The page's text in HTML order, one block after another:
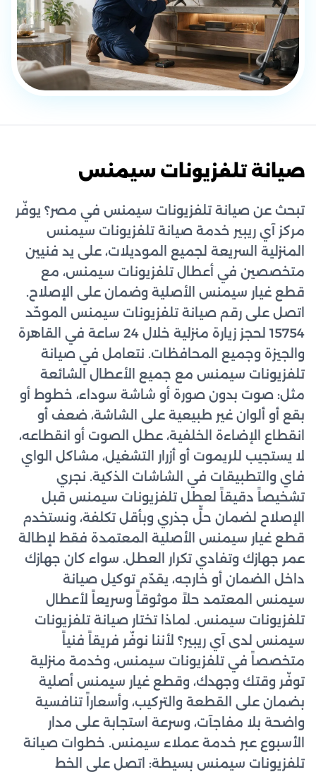
صيانة تلفزيونات سيمنس
تبحث عن صيانة تلفزيونات سيمنس في مصر؟ يوفّر
مركز آي ريبير خدمة صيانة تلفزيونات سيمنس
المنزلية السريعة لجميع الموديلات، على يد فنيين
متخصصين في أعطال تلفزيونات سيمنس، مع
قطع غيار سيمنس الأصلية وضمان على الإصلاح.
اتصل على رقم صيانة تلفزيونات سيمنس الموحّد
15754 لحجز زيارة منزلية خلال 24 ساعة في القاهرة
والجيزة وجميع المحافظات. نتعامل في صيانة
تلفزيونات سيمنس مع جميع الأعطال الشائعة
مثل: صوت بدون صورة أو شاشة سوداء، خطوط أو
بقع أو ألوان غير طبيعية على الشاشة، ضعف أو
انقطاع الإضاءة الخلفية، عطل الصوت أو انقطاعه،
لا يستجيب للريموت أو أزرار التشغيل، مشاكل الواي
فاي والتطبيقات في الشاشات الذكية. نجري
تشخيصاً دقيقاً لعطل تلفزيونات سيمنس قبل
الإصلاح لضمان حلٍّ جذري وبأقل تكلفة، ونستخدم
قطع غيار سيمنس الأصلية المعتمدة فقط لإطالة
عمر جهازك وتفادي تكرار العطل. سواء كان جهازك
داخل الضمان أو خارجه، يقدّم توكيل صيانة
سيمنس المعتمد حلاً موثوقاً وسريعاً لأعطال
تلفزيونات سيمنس. لماذا تختار صيانة تلفزيونات
سيمنس لدى آي ريبير؟ لأننا نوفّر فريقاً فنياً
متخصصاً في تلفزيونات سيمنس، وخدمة منزلية
توفّر وقتك وجهدك، وقطع غيار سيمنس أصلية
بضمان على القطعة والتركيب، وأسعاراً تنافسية
واضحة بلا مفاجآت، وسرعة استجابة على مدار
الأسبوع عبر خدمة عملاء سيمنس. خطوات صيانة
تلفزيونات سيمنس بسيطة: اتصل على الخط